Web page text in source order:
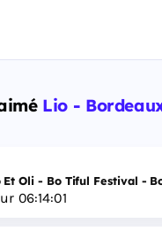
Lio -
Oli - Bo Tiful Festival -
06:14:00